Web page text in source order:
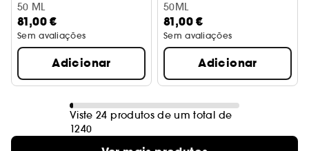
50 ML
81,00 €
Sem avaliações
Adicionar
50ML
81,00 €
Sem avaliações
Adicionar
Viste 24 produtos de um total de
1240